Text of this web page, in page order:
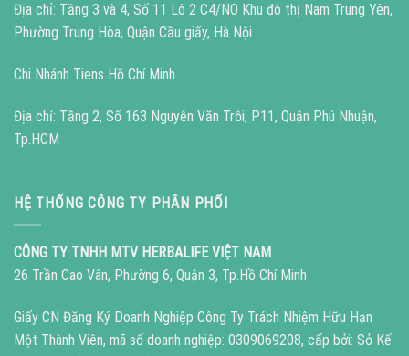
Địa chỉ: Tầng 3 và 4, Số 11 Lô 2 C4/NO Khu đô thị Nam Trung Yên,
Phường Trung Hòa, Quận Cầu giấy, Hà Nội
Chi Nhánh Tiens Hồ Chí Minh
Địa chỉ: Tầng 2, Số 163 Nguyễn Văn Trỗi, P11, Quận Phú Nhuận,
Tp.HCM
HỆ THỐNG CÔNG TY PHÂN PHỐI
CÔNG TY TNHH MTV HERBALIFE VIỆT NAM
26 Trần Cao Vân, Phường 6, Quận 3, Tp.Hồ Chí Minh
Giấy CN Đăng Ký Doanh Nghiệp Công Ty Trách Nhiệm Hữu Hạn
Một Thành Viên, mã số doanh nghiệp: 0309069208, cấp bởi: Sở Kế